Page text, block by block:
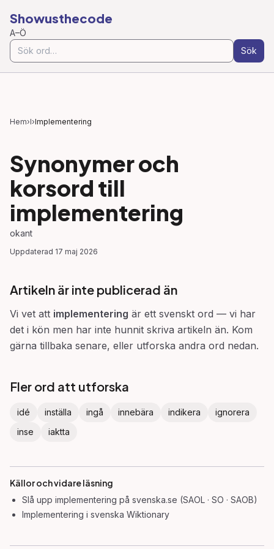
Showusthecode
A–Ö
Sök
Hem›I›Implementering
Synonymer och
korsord till
implementering
okant
Uppdaterad 17 maj 2026
Artikeln är inte publicerad än
Vi vet att implementering är ett svenskt ord — vi har
det i kön men har inte hunnit skriva artikeln än. Kom
gärna tillbaka senare, eller utforska andra ord nedan.
Fler ord att utforska
idé inställa ingå innebära indikera
ignorera
inse
iaktta
Källor och vidare läsning
Slå upp implementering på svenska.se (SAOL · SO · SAOB)
Implementering i svenska Wiktionary